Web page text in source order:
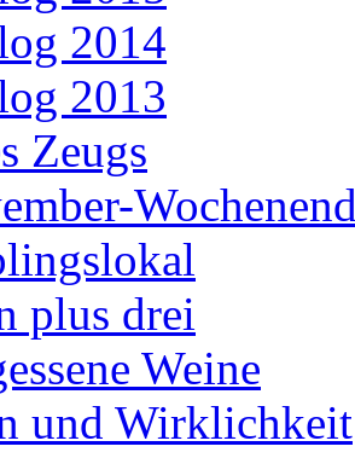
2014
2013
Zeugs
plus drei
Weine
und Wirklichkeit